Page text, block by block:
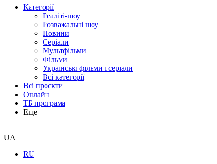
Категорії
Реаліті-шоу
Розважальні шоу
Новини
Серіали
Мультфільми
Фільми
Українські фільми і серіали
Всі категорії
Всі проєкти
Онлайн
ТБ програма
Еще
UA
RU